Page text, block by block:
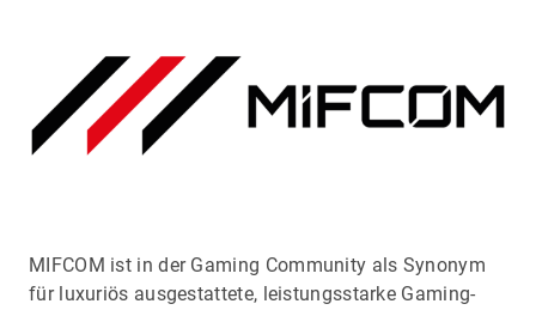
MIFCOM ist in der Gaming Community als Synonym
für luxuriös ausgestattete, leistungsstarke Gaming-